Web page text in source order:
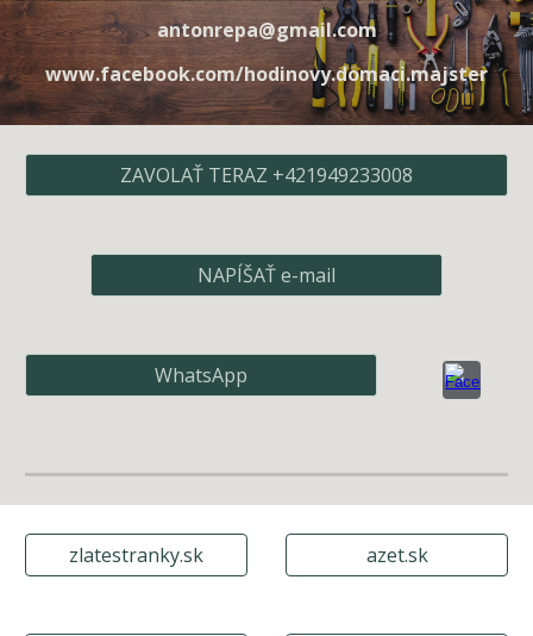
antonrepa@gmail.com
www.facebook.com/hodinovy.domaci.majster
ZAVOLAŤ TERAZ +421949233008
NAPÍŠAŤ e-mail
WhatsApp
zlatestranky.sk azet.sk